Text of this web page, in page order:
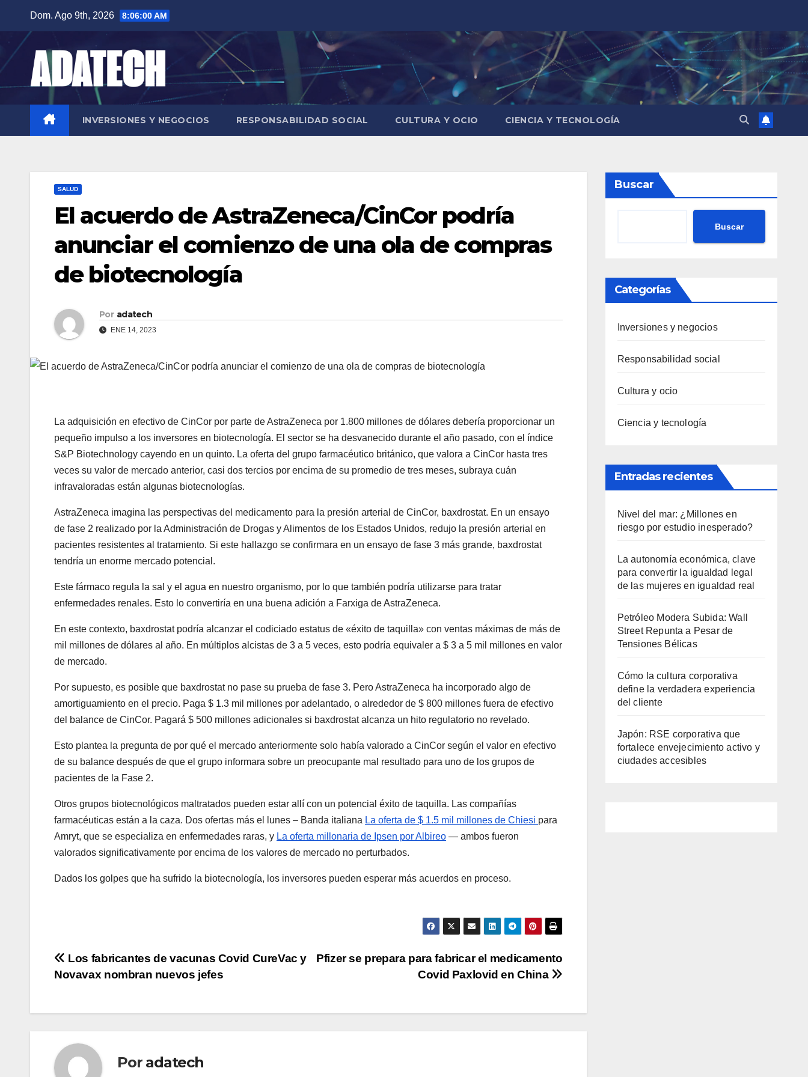
contenido
Dom. Ago 9th, 2026 8:06:01 AM
INVERSIONES Y NEGOCIOS RESPONSABILIDAD SOCIAL CULTURA Y OCIO CIENCIA Y TECNOLOGÍA
SALUD
El acuerdo de AstraZeneca/CinCor podría
anunciar el comienzo de una ola de compras
de biotecnología
Por adatech
ENE 14, 2023
La adquisición en efectivo de CinCor por parte de AstraZeneca por 1.800 millones de dólares debería proporcionar un
pequeño impulso a los inversores en biotecnología. El sector se ha desvanecido durante el año pasado, con el índice
S&P Biotechnology cayendo en un quinto. La oferta del grupo farmacéutico británico, que valora a CinCor hasta tres
veces su valor de mercado anterior, casi dos tercios por encima de su promedio de tres meses, subraya cuán
infravaloradas están algunas biotecnologías.
AstraZeneca imagina las perspectivas del medicamento para la presión arterial de CinCor, baxdrostat. En un ensayo
de fase 2 realizado por la Administración de Drogas y Alimentos de los Estados Unidos, redujo la presión arterial en
pacientes resistentes al tratamiento. Si este hallazgo se confirmara en un ensayo de fase 3 más grande, baxdrostat
tendría un enorme mercado potencial.
Este fármaco regula la sal y el agua en nuestro organismo, por lo que también podría utilizarse para tratar
enfermedades renales. Esto lo convertiría en una buena adición a Farxiga de AstraZeneca.
En este contexto, baxdrostat podría alcanzar el codiciado estatus de «éxito de taquilla» con ventas máximas de más de
mil millones de dólares al año. En múltiplos alcistas de 3 a 5 veces, esto podría equivaler a $ 3 a 5 mil millones en valor
de mercado.
Por supuesto, es posible que baxdrostat no pase su prueba de fase 3. Pero AstraZeneca ha incorporado algo de
amortiguamiento en el precio. Paga $ 1.3 mil millones por adelantado, o alrededor de $ 800 millones fuera de efectivo
del balance de CinCor. Pagará $ 500 millones adicionales si baxdrostat alcanza un hito regulatorio no revelado.
Esto plantea la pregunta de por qué el mercado anteriormente solo había valorado a CinCor según el valor en efectivo
de su balance después de que el grupo informara sobre un preocupante mal resultado para uno de los grupos de
pacientes de la Fase 2.
Otros grupos biotecnológicos maltratados pueden estar allí con un potencial éxito de taquilla. Las compañías
farmacéuticas están a la caza. Dos ofertas más el lunes – Banda italiana La oferta de $ 1.5 mil millones de Chiesi para
Amryt, que se especializa en enfermedades raras, y La oferta millonaria de Ipsen por Albireo — ambos fueron
valorados significativamente por encima de los valores de mercado no perturbados.
Dados los golpes que ha sufrido la biotecnología, los inversores pueden esperar más acuerdos en proceso.
Navegación
entradas
Pfizer se prepara para fabricar el medicamento
Covid Paxlovid en China
Los fabricantes de vacunas Covid CureVac y
Novavax nombran nuevos jefes
Por adatech
Buscar
Buscar
Categorías
Inversiones y negocios
Responsabilidad social
Cultura y ocio
Ciencia y tecnología
Entradas recientes
Nivel del mar: ¿Millones en
riesgo por estudio inesperado?
La autonomía económica, clave
para convertir la igualdad legal
de las mujeres en igualdad real
Petróleo Modera Subida: Wall
Street Repunta a Pesar de
Tensiones Bélicas
Cómo la cultura corporativa
define la verdadera experiencia
del cliente
Japón: RSE corporativa que
fortalece envejecimiento activo y
ciudades accesibles